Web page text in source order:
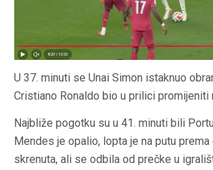
U 37. minuti se Unai Simon istaknuo
Cristiano Ronaldo bio u prilici promijeniti
Najbliže pogotku su u 41. minuti bili
Mendes je opalio, lopta je na putu
skrenuta, ali se odbila od prečke u